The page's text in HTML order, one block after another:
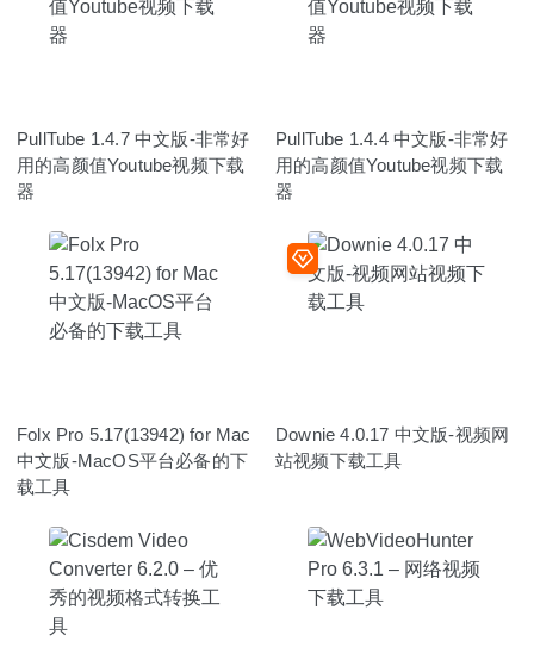
PullTube 1.4.7 中文版-非常好
用的高颜值Youtube视频下载
器
PullTube 1.4.4 中文版-非常好
用的高颜值Youtube视频下载
器
Folx Pro 5.17(13942) for Mac
中文版-MacOS平台必备的下
载工具
Downie 4.0.17 中文版-视频网
站视频下载工具